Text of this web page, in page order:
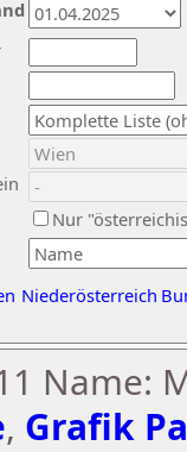
Nur
Niederösterreich
Name:
, Grafik